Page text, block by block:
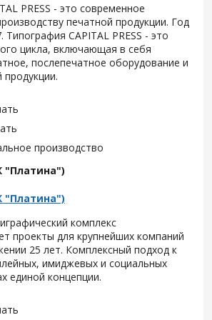
PRESS - это современное
печатной продукции. Год
Типография CAPITAL PRESS - это
цикла, включающая в себя
послепечатное оборудование и
продукции.
производство
"Платина")
"Платина")
комплекс
проекты для крупнейших компаний
25 лет. Комплексный подход к
имиджевых и социальных
единой концепции.